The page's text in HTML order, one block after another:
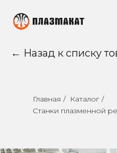
Главная / Каталог /
Станки плазменной